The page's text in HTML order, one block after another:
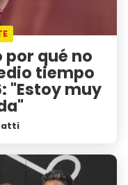
por qué no
tiempo
"Estoy muy